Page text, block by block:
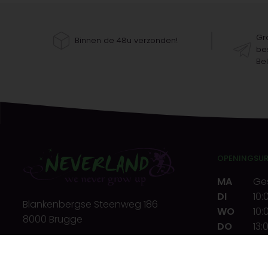
Binnen de 48u verzonden!
Blankenbergse Steenweg 186
8000 Brugge
MA
DI
WO
DO